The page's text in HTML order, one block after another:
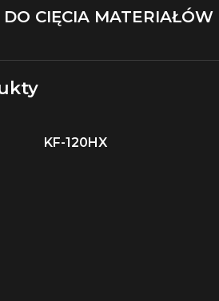
CIĘCIA MATERIAŁÓW
KF-120HX